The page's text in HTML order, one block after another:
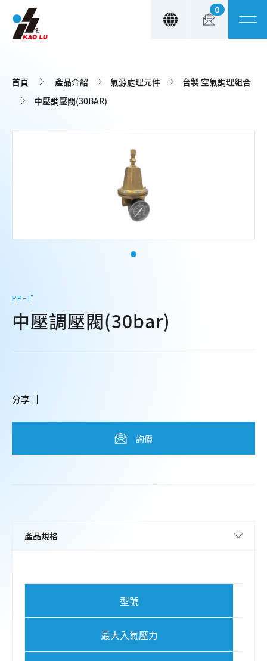
0
首頁 產品介紹 氣源處理元件
台製 空氣調理組合
中壓調壓閥(30BAR)
PP-1"
中壓調壓閥(30bar)
分享
詢價
型號
最大入氣壓力
Cookie管理面板